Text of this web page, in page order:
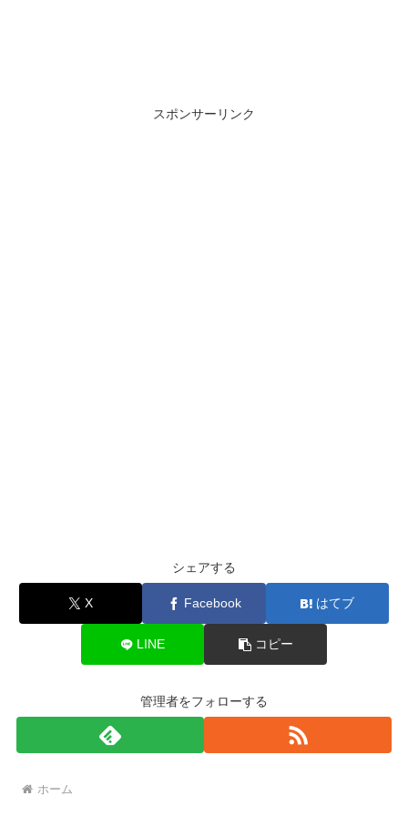
スポンサーリンク
シェアする
X Facebook はてブ
LINE コピー
管理者をフォローする
ホーム